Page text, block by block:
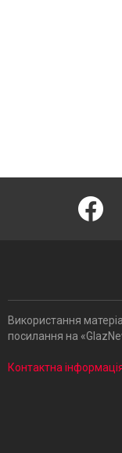
Використання
посилання на
Контактна